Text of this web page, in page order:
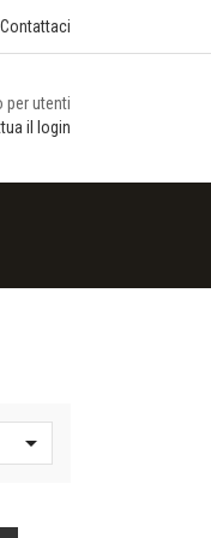
Contattaci
per utenti
il login
